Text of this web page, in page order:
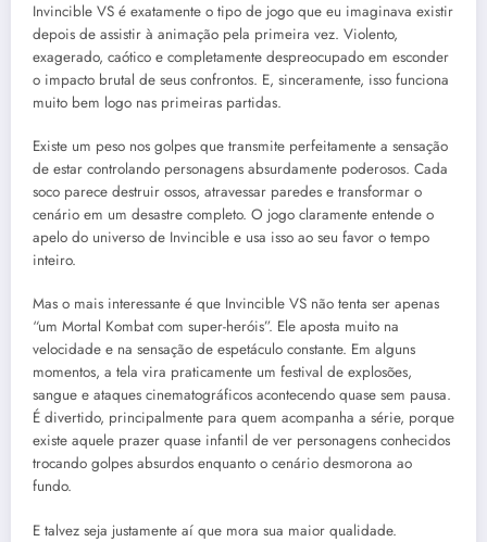
Invincible VS é exatamente o tipo de jogo que eu imaginava existir
depois de assistir à animação pela primeira vez. Violento,
exagerado, caótico e completamente despreocupado em esconder
o impacto brutal de seus confrontos. E, sinceramente, isso funciona
muito bem logo nas primeiras partidas.
Existe um peso nos golpes que transmite perfeitamente a sensação
de estar controlando personagens absurdamente poderosos. Cada
soco parece destruir ossos, atravessar paredes e transformar o
cenário em um desastre completo. O jogo claramente entende o
apelo do universo de Invincible e usa isso ao seu favor o tempo
inteiro.
Mas o mais interessante é que Invincible VS não tenta ser apenas
“um Mortal Kombat com super-heróis”. Ele aposta muito na
velocidade e na sensação de espetáculo constante. Em alguns
momentos, a tela vira praticamente um festival de explosões,
sangue e ataques cinematográficos acontecendo quase sem pausa.
É divertido, principalmente para quem acompanha a série, porque
existe aquele prazer quase infantil de ver personagens conhecidos
trocando golpes absurdos enquanto o cenário desmorona ao
fundo.
E talvez seja justamente aí que mora sua maior qualidade.